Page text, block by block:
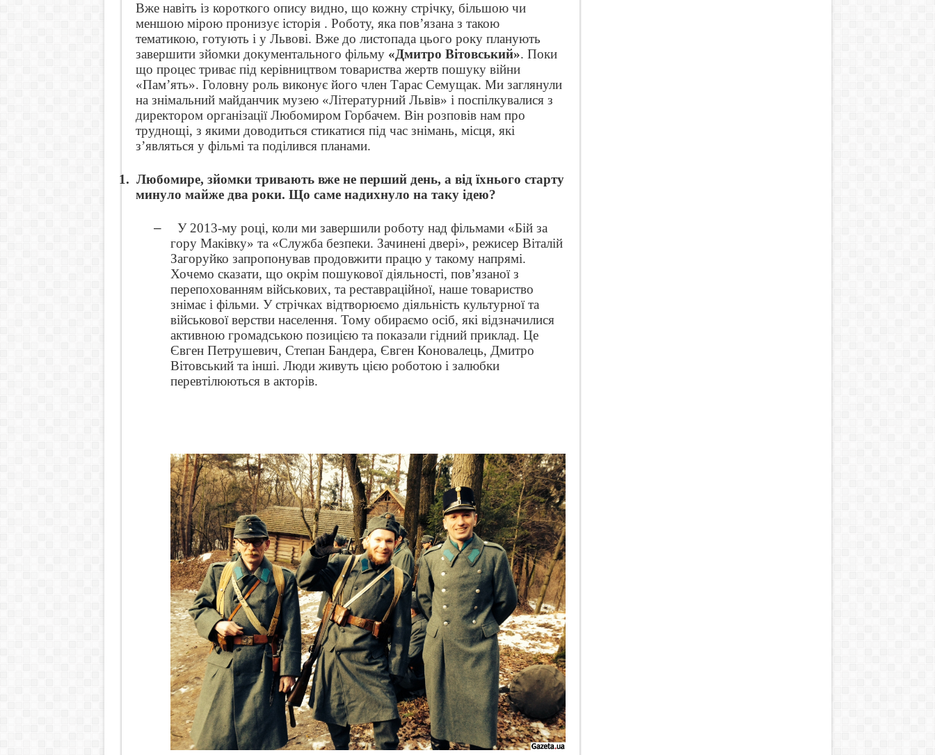
Вже навіть із короткого опису видно, що кожну стрічку, більшою чи
меншою мірою пронизує історія . Роботу, яка пов’язана з такою
тематикою, готують і у Львові. Вже до листопада цього року планують
завершити зйомки документального фільму «Дмитро Вітовський». Поки
що процес триває під керівництвом товариства жертв пошуку війни
«Пам’ять». Головну роль виконує його член Тарас Семущак. Ми заглянули
на знімальний майданчик музею «Літературний Львів» і поспілкувалися з
директором організації Любомиром Горбачем. Він розповів нам про
труднощі, з якими доводиться стикатися під час знімань, місця, які
з’являться у фільмі та поділився планами.
1. Любомире, зйомки тривають вже не перший день, а від їхнього старту
минуло майже два роки. Що саме надихнуло на таку ідею?
–
У 2013-му році, коли ми завершили роботу над фільмами «Бій за
гору Маківку» та «Служба безпеки. Зачинені двері», режисер Віталій
Загоруйко запропонував продовжити працю у такому напрямі.
Хочемо сказати, що окрім пошукової діяльності, пов’язаної з
перепохованням військових, та реставраційної, наше товариство
знімає і фільми. У стрічках відтворюємо діяльність культурної та
військової верстви населення. Тому обираємо осіб, які відзначилися
активною громадською позицією та показали гідний приклад. Це
Євген Петрушевич, Степан Бандера, Євген Коновалець, Дмитро
Вітовський та інші. Люди живуть цією роботою і залюбки
перевтілюються в акторів.